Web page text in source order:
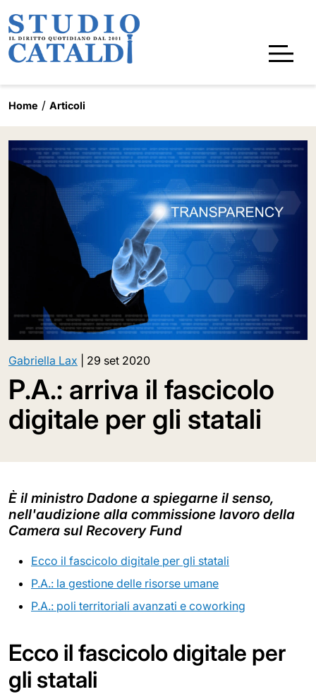
Home Articoli
Gabriella Lax 29 set 2020
P.A.: arriva il fascicolo
digitale per gli statali
È il ministro Dadone a spiegarne il senso,
nell'audizione alla commissione lavoro della
Camera sul Recovery Fund
Ecco il fascicolo digitale per gli statali
P.A.: la gestione delle risorse umane
P.A.: poli territoriali avanzati e coworking
Ecco il fascicolo digitale per
gli statali